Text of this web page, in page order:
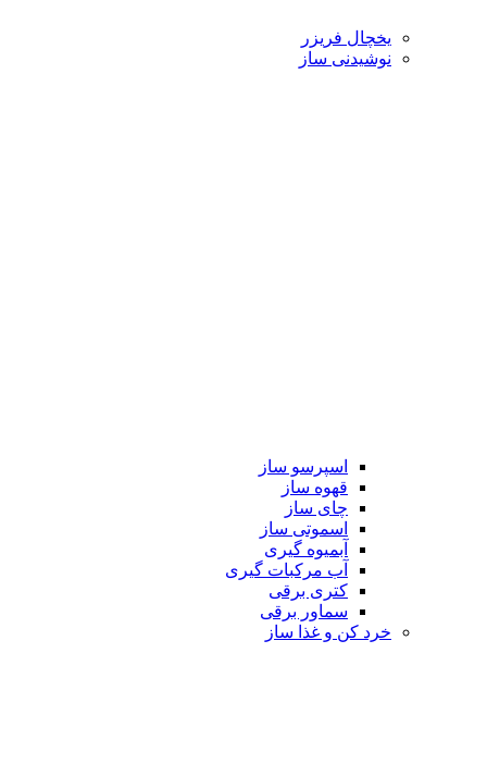
یخچال فریزر
نوشیدنی ساز
اسپرسو ساز
قهوه ساز
چای ساز
اسموتی ساز
آبمیوه گیری
آب مرکبات گیری
کتری برقی
سماور برقی
خرد کن و غذا ساز